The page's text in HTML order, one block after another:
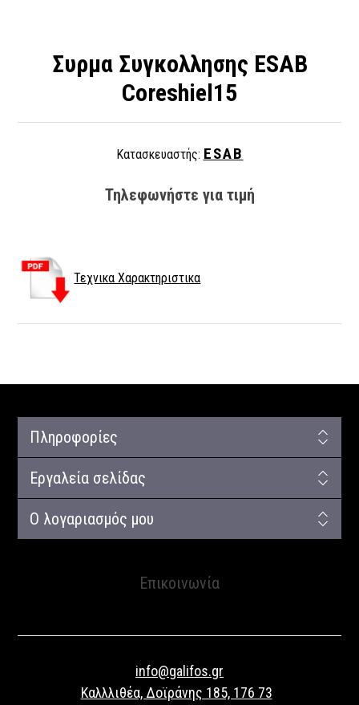
Συρμα Συγκολλησης ESAB
Coreshiel15
Κατασκευαστής: ESAB
Τηλεφωνήστε για τιμή
Τεχνικα Χαρακτηριστικα
Πληροφορίες
Εργαλεία σελίδας
Ο λογαριασμός μου
Επικοινωνία
info@galifos.gr
Καλλλιθέα, Δοϊράνης 185, 176 73